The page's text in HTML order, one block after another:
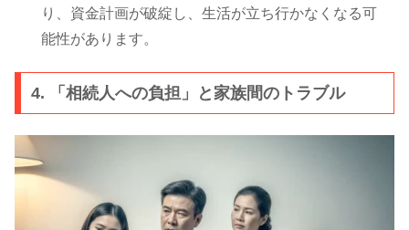
り、資金計画が破綻し、生活が立ち行かなくなる可
能性があります。
4. 「相続人への負担」と家族間のトラブル